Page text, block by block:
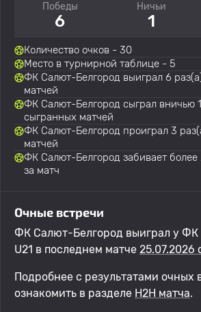
Победы
6
Ничьи
1
Количество очков - 30
Место в турнирной таблице - 5
ФК Салют-Белгород выиграл 6
матчей
ФК Салют-Белгород сыграл вничью
сыгранных матчей
ФК Салют-Белгород проиграл 3
матчей
ФК Салют-Белгород забивает
за матч
Очные встречи
ФК Салют-Белгород выиграл у ФК
U21 в последнем матче 25.07.2026
Подробнее с результатами очных
ознакомить в разделе H2H матча.